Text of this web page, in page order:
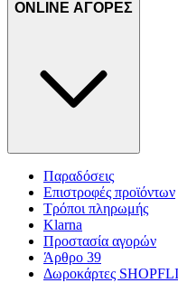
ONLINE ΑΓΟΡΕΣ
Παραδόσεις
Επιστροφές προϊόντων
Τρόποι πληρωμής
Klarna
Προστασία αγορών
Άρθρο 39
Δωροκάρτες